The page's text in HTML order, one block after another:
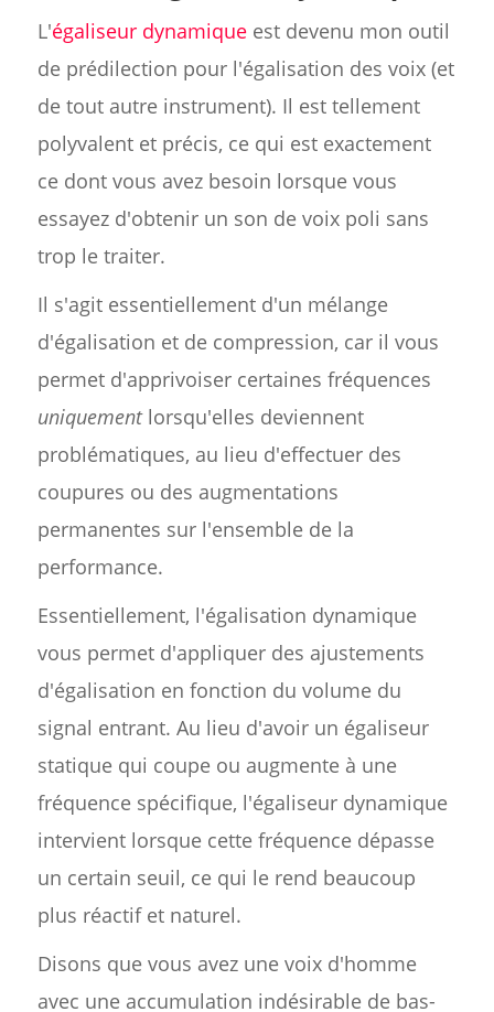
L'égaliseur dynamiqueest devenu mon outil
de prédilection pour l'égalisation des voix (et
de tout autre instrument). Il est tellement
polyvalent et précis, ce qui est exactement
ce dont vous avez besoin lorsque vous
essayez d'obtenir un son de voix poli sans
trop le traiter.
Il s'agit essentiellement d'un mélange
d'égalisation et de compression, car il vous
permet d'apprivoiser certaines fréquences
uniquementlorsqu'elles deviennent
problématiques, au lieu d'effectuer des
coupures ou des augmentations
permanentes sur l'ensemble de la
performance.
Essentiellement, l'égalisation dynamique
vous permet d'appliquer des ajustements
d'égalisation en fonction du volume du
signal entrant. Au lieu d'avoir un égaliseur
statique qui coupe ou augmente à une
fréquence spécifique, l'égaliseur dynamique
intervient lorsque cette fréquence dépasse
un certain seuil, ce qui le rend beaucoup
plus réactif et naturel.
Disons que vous avez une voix d'homme
avec une accumulation indésirable de bas-